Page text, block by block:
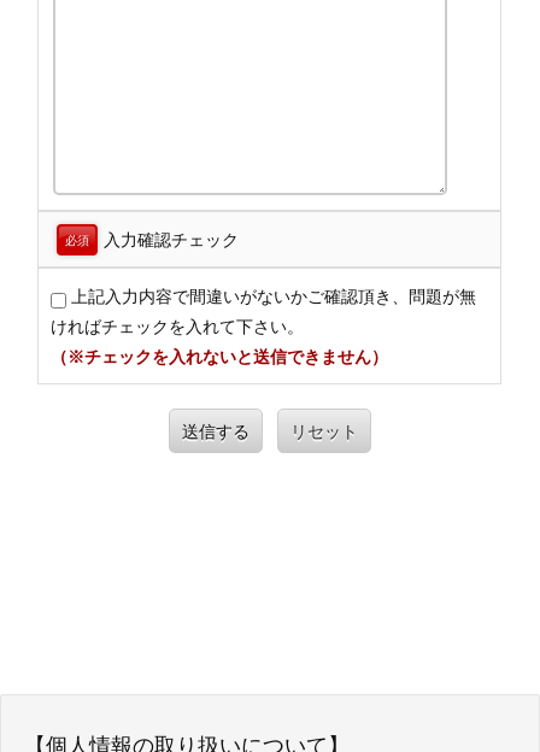
必須 入力確認チェック
上記入力内容で間違いがないかご確認頂き、問題が無
ければチェックを入れて下さい。
（※チェックを入れないと送信できません）
送信する リセット
【個人情報の取り扱いについて】